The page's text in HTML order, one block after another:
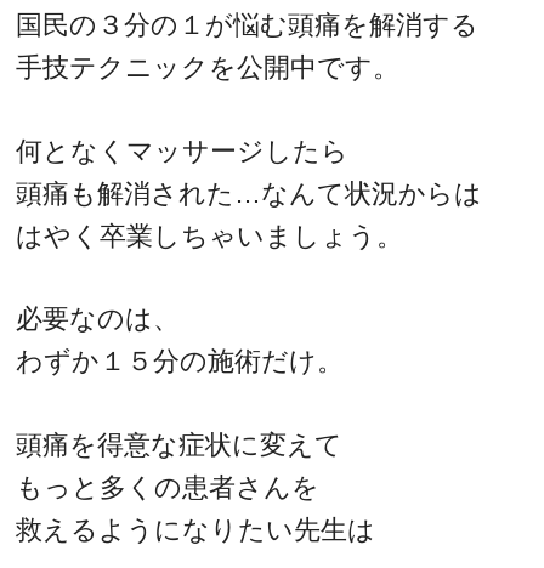
国民の３分の１が悩む頭痛を解消する
手技テクニックを公開中です。
何となくマッサージしたら
頭痛も解消された…なんて状況からは
はやく卒業しちゃいましょう。
必要なのは、
わずか１５分の施術だけ。
頭痛を得意な症状に変えて
もっと多くの患者さんを
救えるようになりたい先生は